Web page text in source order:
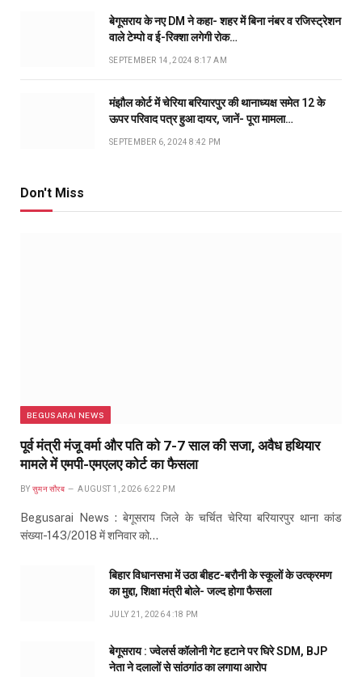
बेगूसराय के नए DM ने कहा- शहर में बिना नंबर व रजिस्ट्रेशन
वाले टेम्पो व ई-रिक्शा लगेगी रोक…
SEPTEMBER 14, 2024 8:17 AM
मंझौल कोर्ट में चेरिया बरियारपुर की थानाध्यक्ष समेत 12 के
ऊपर परिवाद पत्र हुआ दायर, जानें- पूरा मामला…
SEPTEMBER 6, 2024 8:42 PM
Don't Miss
BEGUSARAI NEWS
पूर्व मंत्री मंजू वर्मा और पति को 7-7 साल की सजा, अवैध हथियार
मामले में एमपी-एमएलए कोर्ट का फैसला
BY सुमन सौरब AUGUST 1, 2026 6:22 PM
Begusarai News : बेगूसराय जिले के चर्चित चेरिया बरियारपुर थाना कांड
संख्या-143/2018 में शनिवार को…
बिहार विधानसभा में उठा बीहट-बरौनी के स्कूलों के उत्क्रमण
का मुद्दा, शिक्षा मंत्री बोले- जल्द होगा फैसला
JULY 21, 2026 4:18 PM
बेगूसराय : ज्वेलर्स कॉलोनी गेट हटाने पर घिरे SDM, BJP
नेता ने दलालों से सांठगांठ का लगाया आरोप